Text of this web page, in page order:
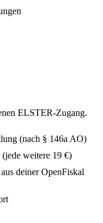
ELSTER-Zugang.
(nach § 146a AO)
weitere 19 €)
deiner OpenFiskal